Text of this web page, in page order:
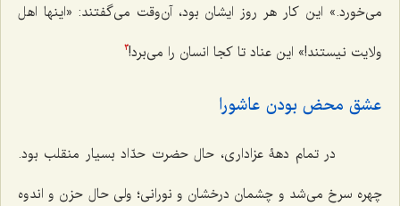
می‌خورد.» این کار هر روز ایشان بود، آن‌وقت می‌گفتند: «اینها اهل
ولایت نیستند!» این عناد تا کجا انسان را می‌برد!3
عشق محض بودن عاشورا
در تمام دهۀ عزاداری، حال حضرت حدّاد بسیار منقلب بود.
چهره سرخ می‌شد و چشمان درخشان و نورانی؛ ولی حال حزن و اندوه